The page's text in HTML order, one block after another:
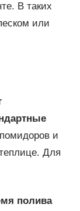
В таких
или
и
Для
полива